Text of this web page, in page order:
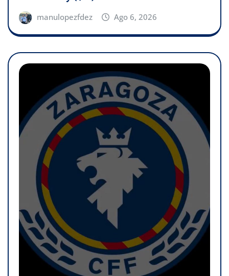
manulopezfdez Ago 6, 2026